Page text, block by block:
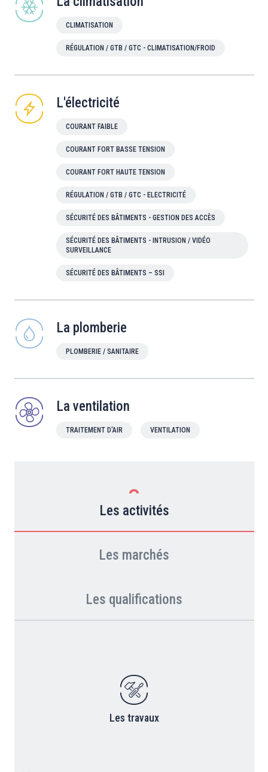
CLIMATISATION
RÉGULATION / GTB / GTC - CLIMATISATION/FROID
L'électricité
COURANT FAIBLE
COURANT FORT BASSE TENSION
COURANT FORT HAUTE TENSION
RÉGULATION / GTB / GTC - ELECTRICITÉ
SÉCURITÉ DES BÂTIMENTS - GESTION DES ACCÈS
SÉCURITÉ DES BÂTIMENTS - INTRUSION / VIDÉO
SURVEILLANCE
SÉCURITÉ DES BÂTIMENTS – SSI
La plomberie
PLOMBERIE / SANITAIRE
La ventilation
TRAITEMENT D'AIR VENTILATION
Les activités
Les marchés
Les qualifications
Les travaux